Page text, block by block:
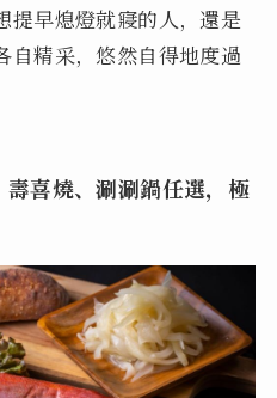
提早熄燈就寢的人，還是
自精采，悠然自得地度過
壽喜燒、涮涮鍋任選，極